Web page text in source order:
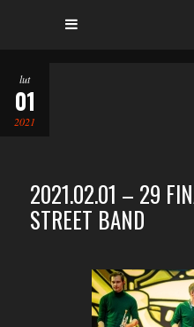
lut
01
2021
2021.02.01 – 29
STREET BAND